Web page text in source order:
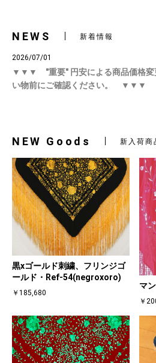
NEWS 新着情報
2026/07/01
▼▼▼ "重要" 円安による商品価格変
い物前にご確認ください。 ▼▼▼
NEW Goods 新入荷商
黒xゴールド刺繍、フリンジゴ
ールド・Ref-54(negroxoro)
￥185,680
マ
￥